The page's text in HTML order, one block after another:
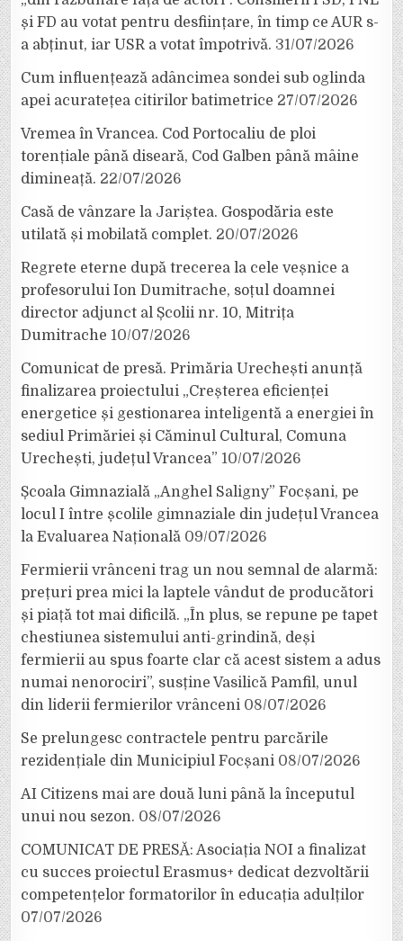
și FD au votat pentru desființare, în timp ce AUR s-
a abținut, iar USR a votat împotrivă. 31/07/2026
Cum influențează adâncimea sondei sub oglinda
apei acuratețea citirilor batimetrice 27/07/2026
Vremea în Vrancea. Cod Portocaliu de ploi
torențiale până diseară, Cod Galben până mâine
dimineață. 22/07/2026
Casă de vânzare la Jariștea. Gospodăria este
utilată și mobilată complet. 20/07/2026
Regrete eterne după trecerea la cele veșnice a
profesorului Ion Dumitrache, soțul doamnei
director adjunct al Școlii nr. 10, Mitrița
Dumitrache 10/07/2026
Comunicat de presă. Primăria Urechești anunță
finalizarea proiectului „Creșterea eficienței
energetice și gestionarea inteligentă a energiei în
sediul Primăriei și Căminul Cultural, Comuna
Urechești, județul Vrancea” 10/07/2026
Școala Gimnazială „Anghel Saligny” Focșani, pe
locul I între școlile gimnaziale din județul Vrancea
la Evaluarea Națională 09/07/2026
Fermierii vrânceni trag un nou semnal de alarmă:
prețuri prea mici la laptele vândut de producători
și piață tot mai dificilă. „În plus, se repune pe tapet
chestiunea sistemului anti-grindină, deși
fermierii au spus foarte clar că acest sistem a adus
numai nenorociri”, susține Vasilică Pamfil, unul
din liderii fermierilor vrânceni 08/07/2026
Se prelungesc contractele pentru parcările
rezidențiale din Municipiul Focșani 08/07/2026
AI Citizens mai are două luni până la începutul
unui nou sezon. 08/07/2026
COMUNICAT DE PRESĂ: Asociația NOI a finalizat
cu succes proiectul Erasmus+ dedicat dezvoltării
competențelor formatorilor în educația adulților
07/07/2026